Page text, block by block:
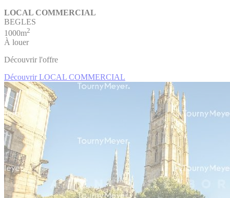
LOCAL COMMERCIAL
BEGLES
1000m2
À louer
Découvrir l'offre
Découvrir LOCAL COMMERCIAL